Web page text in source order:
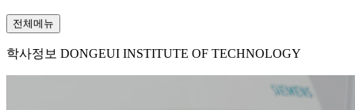
전체메뉴
학사정보 DONGEUI INSTITUTE OF TECHNOLOGY